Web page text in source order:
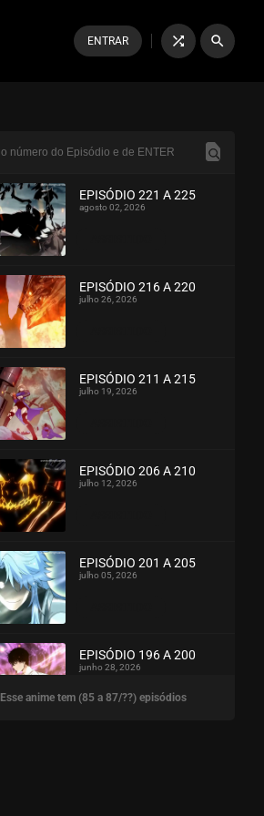
ENTRAR shuffle search
EPISÓDIO 221 A 225
agosto 02, 2026
EPISÓDIO 216 A 220
julho 26, 2026
EPISÓDIO 211 A 215
julho 19, 2026
EPISÓDIO 206 A 210
julho 12, 2026
EPISÓDIO 201 A 205
julho 05, 2026
ASSISTIDO
EPISÓDIO 196 A 200
junho 28, 2026
Esse anime tem (85 a 87/??) episódios